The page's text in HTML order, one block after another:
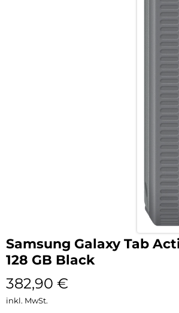
Samsung Galaxy Tab
128 GB Black
382,90 €
inkl. MwSt.